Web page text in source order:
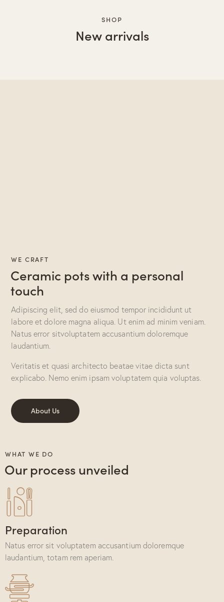
SHOP
New arrivals
WE CRAFT
Ceramic pots with a personal
touch
Adipiscing elit, sed do eiusmod tempor incididunt ut
labore et dolore magna aliqua. Ut enim ad minim veniam.
Natus error sitvoluptatem accusantium doloremque
laudantium.
Veritatis et quasi architecto beatae vitae dicta sunt
explicabo. Nemo enim ipsam voluptatem quia voluptas.
About Us
WHAT WE DO
Our process unveiled
Preparation
Natus error sit voluptatem accusantium doloremque
laudantium, totam rem aperiam.